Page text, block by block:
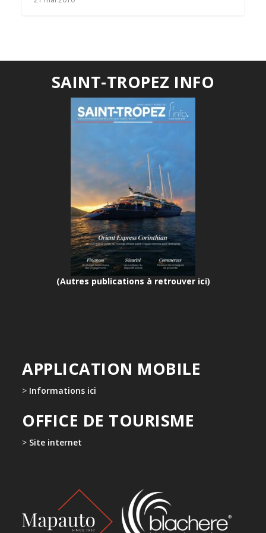
SAINT-TROPEZ INFO
(Autres publications à retrouver ici)
APPLICATION MOBILE
> Informations ici
OFFICE DE TOURISME
> Site internet